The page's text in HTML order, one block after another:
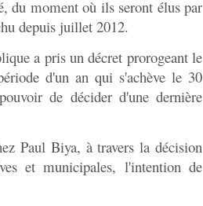
du moment où ils seront élus par
depuis juillet 2012.
a pris un décret prorogeant le
d'un an qui s'achève le 30
de décider d'une dernière
Paul Biya, à travers la décision
et municipales, l'intention de